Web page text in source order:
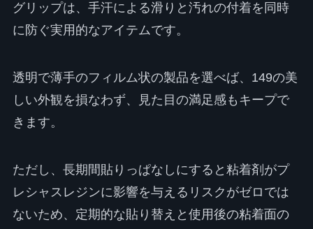
グリップは、手汗による滑りと汚れの付着を同時
に防ぐ実用的なアイテムです。
透明で薄手のフィルム状の製品を選べば、149の美
しい外観を損なわず、見た目の満足感もキープで
きます。
ただし、長期間貼りっぱなしにすると粘着剤がプ
レシャスレジンに影響を与えるリスクがゼロでは
ないため、定期的な貼り替えと使用後の粘着面の